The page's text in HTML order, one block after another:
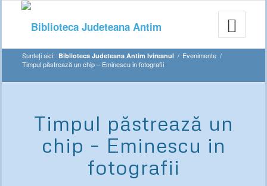
Sunteți aici: Biblioteca Judeteana Antim Ivireanul / Evenimente /
Timpul păstrează un chip – Eminescu in fotografii
Timpul păstrează un
chip – Eminescu in
fotografii